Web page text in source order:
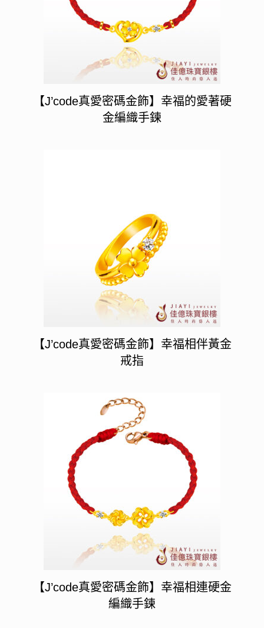
【J’code真愛密碼金飾】幸福的愛著硬
金編織手鍊
【J’code真愛密碼金飾】幸福相伴黃金
戒指
【J’code真愛密碼金飾】幸福相連硬金
編織手鍊